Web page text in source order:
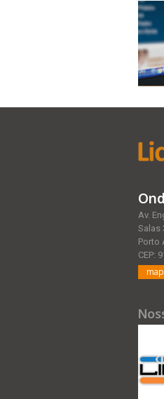
Av.
Salas
Porto
CEP: